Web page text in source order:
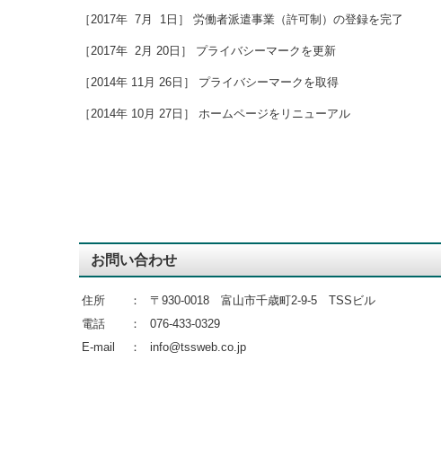
［2017年 7月 1日］ 労働者派遣事業（許可制）の登録を完了
［2017年 2月 20日］ プライバシーマークを更新
［2014年 11月 26日］ プライバシーマークを取得
［2014年 10月 27日］ ホームページをリニューアル
お問い合わせ
住所 ：
〒930-0018 富山市千歳町2-9-5 TSSビル
電話
：
076-433-0329
E-mail
： info@tssweb.co.jp